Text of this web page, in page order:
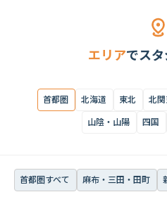
エリアでス
首都圏 北海道 東北 北
山陰・山陽
四国
首都圏すべて 麻布・三田・田町